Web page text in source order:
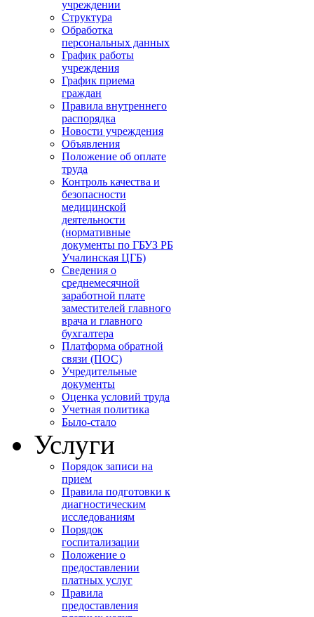
учреждении
Структура
Обработка
персональных данных
График работы
учреждения
График приема
граждан
Правила внутреннего
распорядка
Новости учреждения
Объявления
Положение об оплате
труда
Контроль качества и
безопасности
медицинской
деятельности
(нормативные
документы по ГБУЗ РБ
Учалинская ЦГБ)
Сведения о
среднемесячной
заработной плате
заместителей главного
врача и главного
бухгалтера
Платформа обратной
связи (ПОС)
Учредительные
документы
Оценка условий труда
Учетная политика
Было-стало
Услуги
Порядок записи на
прием
Правила подготовки к
диагностическим
исследованиям
Порядок
госпитализации
Положение о
предоставлении
платных услуг
Правила
предоставления